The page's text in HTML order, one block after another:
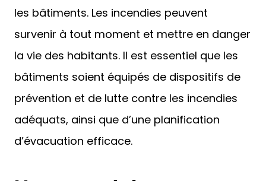
les bâtiments. Les incendies peuvent
survenir à tout moment et mettre en danger
la vie des habitants. Il est essentiel que les
bâtiments soient équipés de dispositifs de
prévention et de lutte contre les incendies
adéquats, ainsi que d’une planification
d’évacuation efficace.